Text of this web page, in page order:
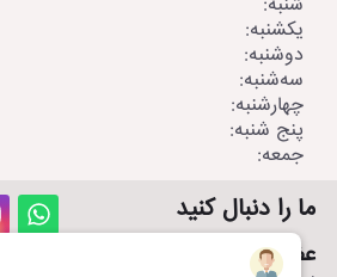
یکشنبه:
دوشنبه:
سه‌شنبه:
چهارشنبه:
پنج شنبه:
جمعه:
ما را دنبال کنید W
h
عضویت در خبرنامه سایت